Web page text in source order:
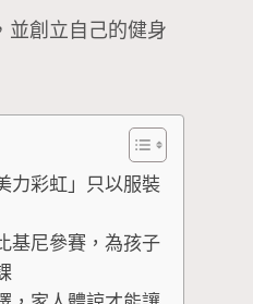
並創立自己的健身
力彩虹」只以服裝
基尼參賽，為孩子